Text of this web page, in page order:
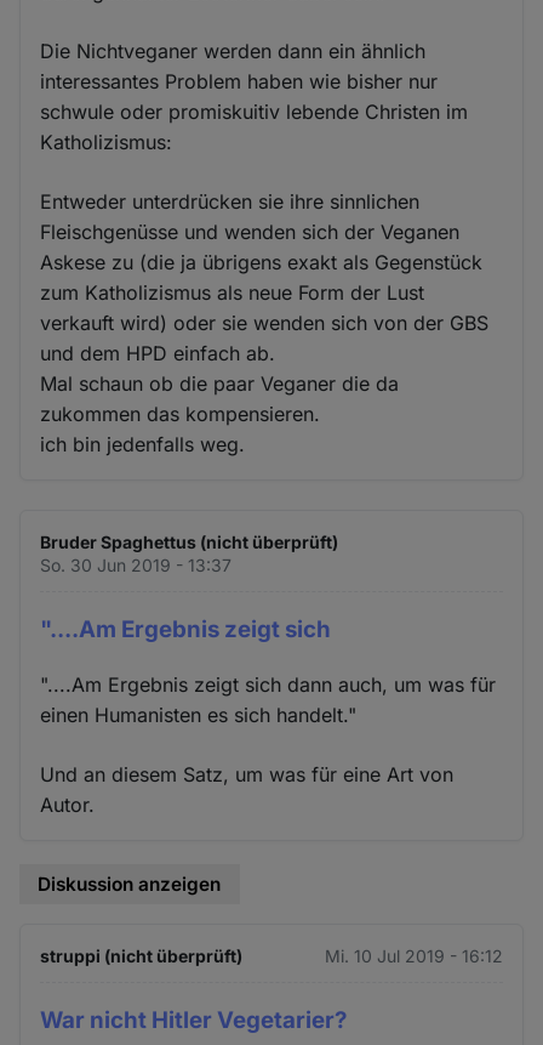
Die Nichtveganer werden dann ein ähnlich
interessantes Problem haben wie bisher nur
schwule oder promiskuitiv lebende Christen im
Katholizismus:
Entweder unterdrücken sie ihre sinnlichen
Fleischgenüsse und wenden sich der Veganen
Askese zu (die ja übrigens exakt als Gegenstück
zum Katholizismus als neue Form der Lust
verkauft wird) oder sie wenden sich von der GBS
und dem HPD einfach ab.
Mal schaun ob die paar Veganer die da
zukommen das kompensieren.
ich bin jedenfalls weg.
Bruder Spaghettus (nicht überprüft)
So. 30 Jun 2019 - 13:37
"....Am Ergebnis zeigt sich
"....Am Ergebnis zeigt sich dann auch, um was für
einen Humanisten es sich handelt."
Und an diesem Satz, um was für eine Art von
Autor.
Diskussion anzeigen
struppi (nicht überprüft) Mi. 10 Jul 2019 - 16:12
War nicht Hitler Vegetarier?